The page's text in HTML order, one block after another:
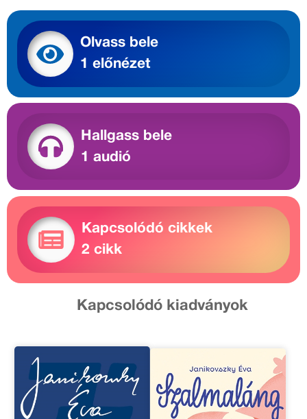
Olvass bele
1 előnézet
Hallgass bele
1 audió
Kapcsolódó cikkek
2 cikk
Kapcsolódó kiadványok